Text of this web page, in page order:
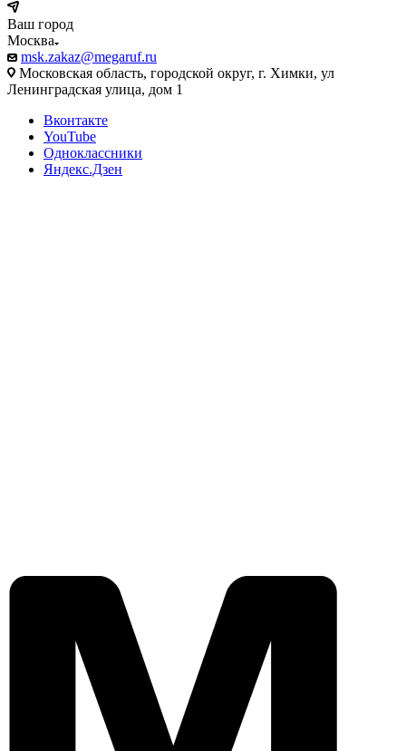
Ваш город
Москва
msk.zakaz@megaruf.ru
Московская область, городской округ, г. Химки, ул
Ленинградская улица, дом 1
Вконтакте
YouTube
Одноклассники
Яндекс.Дзен